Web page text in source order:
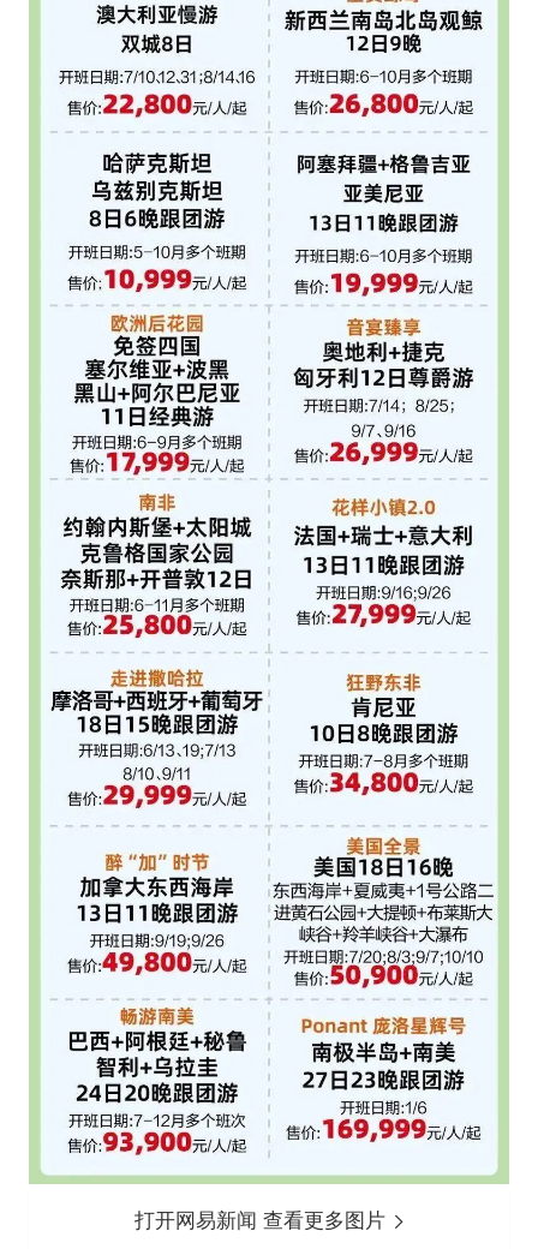
打开网易新闻 查看更多图片